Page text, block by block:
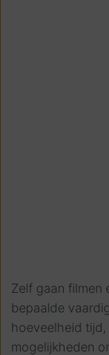
Zelf gaan filmen
bepaalde
hoeveelheid
mogelijkheden